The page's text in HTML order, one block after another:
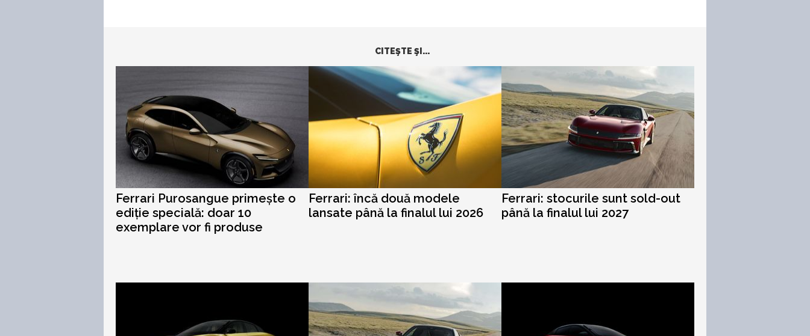
CITEŞTE ŞI...
Ferrari Purosangue primește o
ediție specială: doar 10
exemplare vor fi produse
Ferrari: încă două modele
lansate până la finalul lui 2026
Ferrari: stocurile sunt sold-out
până la finalul lui 2027